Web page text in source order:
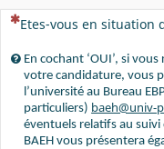
(Cette question est
Etes-vous en situation
En cochant ‘OUI’, si
votre candidature, vous
l’université au Bureau
particuliers) baeh@univ-
éventuels relatifs au suivi
BAEH vous présentera